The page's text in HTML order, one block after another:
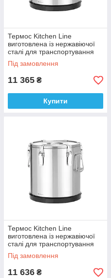
Термос Kitchen Line
виготовлена із нержавіючої
сталі для транспортування
харчових продуктів - 22л
Під замовлення
11 365 ₴
Купити
Термос Kitchen Line
виготовлена із нержавіючої
сталі для транспортування
харчових продуктів - 25л
Під замовлення
11 636 ₴